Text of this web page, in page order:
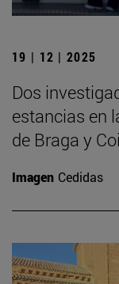
19 | 12 | 2025
Dos
estancias en
de Braga y
Imagen Cedidas